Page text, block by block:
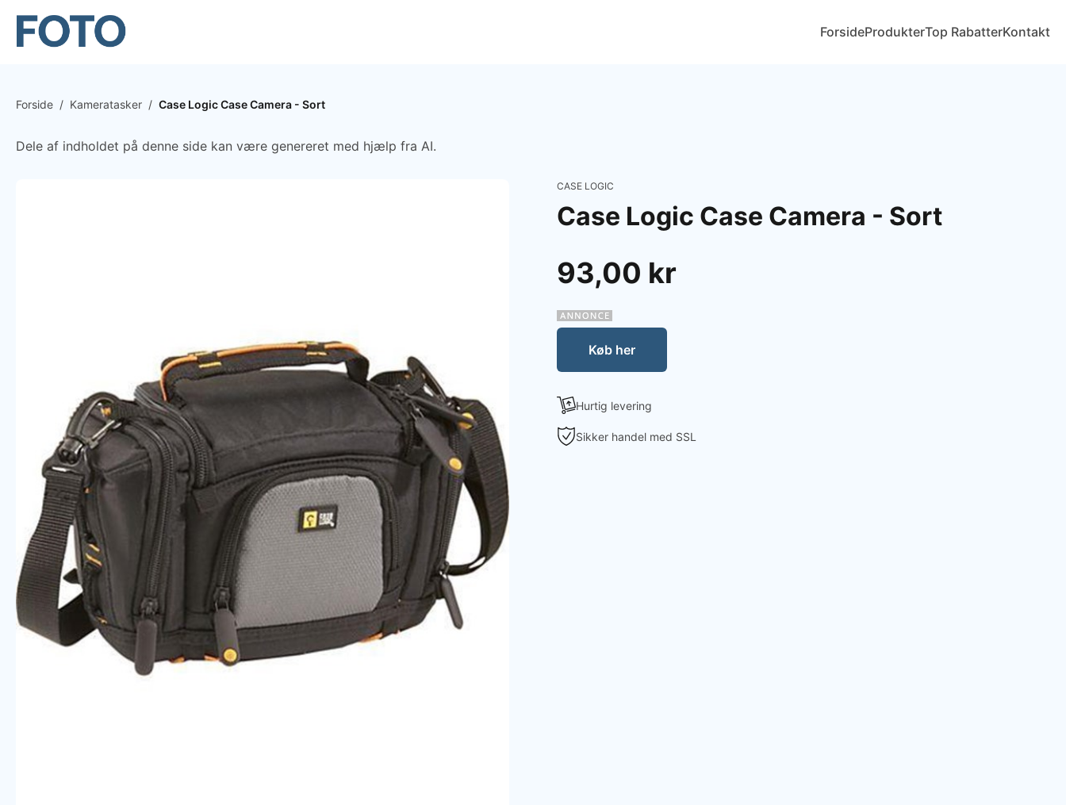
ForsideProdukterTop RabatterKontakt
Forside / Kameratasker / Case Logic Case Camera - Sort
Dele af indholdet på denne side kan være genereret med hjælp fra AI.
CASE LOGIC
Case Logic Case Camera - Sort
93,00 kr
Køb her
Hurtig levering
Sikker handel med SSL